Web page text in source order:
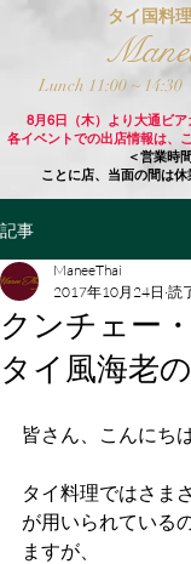
タイ国料
Lunch 11:00 ~ 14:30
8月6日（木）より大通ビ
各イベントでの出店情報は、
＜営業時
ことに店、当面の間は休
記事
クンチェー
タイ風海老
ManeeThai
2017年10月24日 読
皆さん、こんにちは
タイ料理ではさま
が用いられている
ますが、